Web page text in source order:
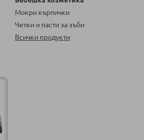
Мокри кърпички
Четки и пасти за зъби
Всички продукти